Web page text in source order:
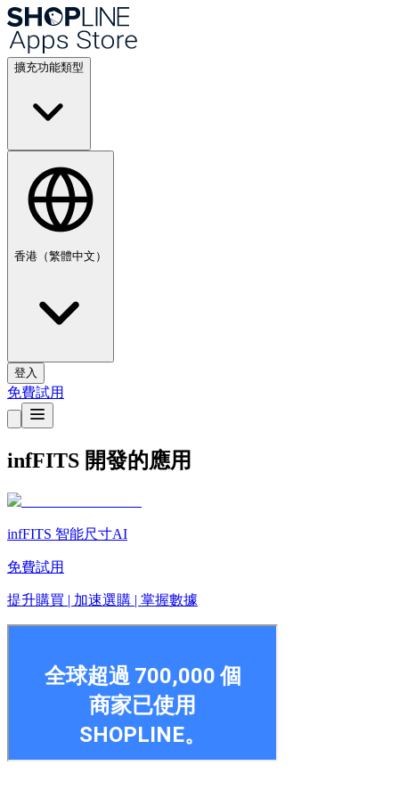
擴充功能類型
香港（繁體中文）
登入
免費試用
infFITS 開發的應用
infFITS 智能尺寸AI
免費試用
提升購買 | 加速選購 | 掌握數據